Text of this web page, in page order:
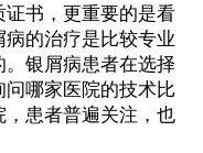
书，更重要的是看
的治疗是比较专业
银屑病患者在选择
哪家医院的技术比
患者普遍关注，也